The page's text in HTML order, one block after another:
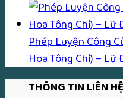
Phép Luyện Công
Hoa Tông Chỉ) – Lữ
THÔNG TIN LIÊN HỆ